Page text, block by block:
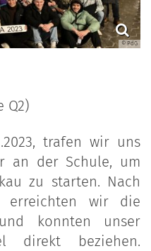
© PdG
Q2)
trafen wir uns
an der Schule, um
zu starten. Nach
erreichten wir die
konnten unser
direkt beziehen.